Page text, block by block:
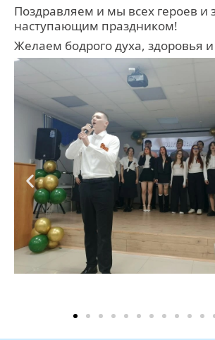
Поздравляем и мы всех героев и
наступающим праздником!
Желаем бодрого духа, здоровья